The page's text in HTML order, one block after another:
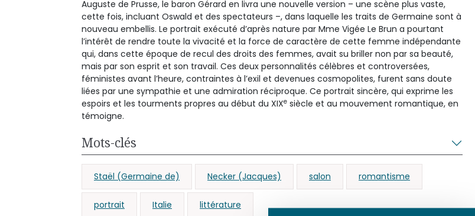
Auguste de Prusse, le baron Gérard en livra une nouvelle version – une scène plus vaste,
cette fois, incluant Oswald et des spectateurs –, dans laquelle les traits de Germaine sont à
nouveau embellis. Le portrait exécuté d’après nature par Mme Vigée Le Brun a pourtant
l’intérêt de rendre toute la vivacité et la force de caractère de cette femme indépendante
qui, dans cette époque de recul des droits des femmes, avait su briller non par sa beauté,
mais par son esprit et son travail. Ces deux personnalités célèbres et controversées,
féministes avant l’heure, contraintes à l’exil et devenues cosmopolites, furent sans doute
liées par une sympathie et une admiration réciproque. Ce portrait sincère, qui exprime les
espoirs et les tourments propres au début du XIXe siècle et au mouvement romantique, en
témoigne.
Mots-clés
Staël (Germaine de) Necker (Jacques) salon romantisme
portrait Italie littérature